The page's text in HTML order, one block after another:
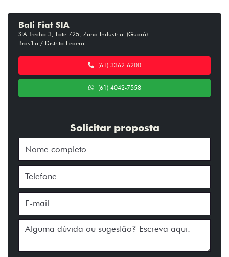
Bali Fiat SIA
SIA Trecho 3, Lote 725, Zona Industrial (Guará)
Brasília / Distrito Federal
(61) 3362-6200
(61) 4042-7558
Solicitar proposta